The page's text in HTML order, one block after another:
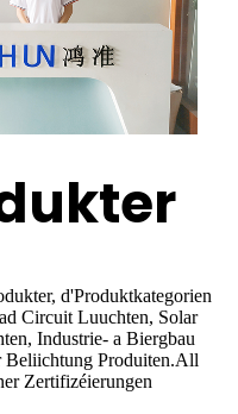
d'Produktkategorien
Circuit Luuchten, Solar
Industrie- a Biergbau
Beliichtung Produiten.All
Zertifizéierungen